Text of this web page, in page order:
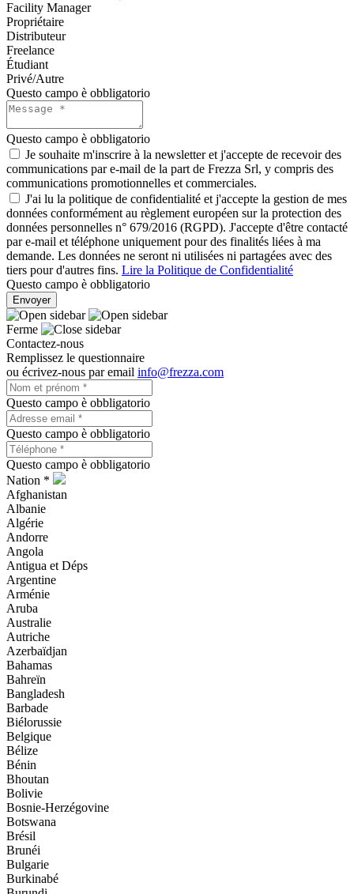
Facility Manager
Propriétaire
Distributeur
Freelance
Étudiant
Privé/Autre
Questo campo è obbligatorio
Questo campo è obbligatorio
Je souhaite m'inscrire à la newsletter et j'accepte de recevoir des
communications par e-mail de la part de Frezza Srl, y compris des
communications promotionnelles et commerciales.
J'ai lu la politique de confidentialité et j'accepte la gestion de mes
données conformément au règlement européen sur la protection des
données personnelles n° 679/2016 (RGPD). J'accepte d'être contacté
par e-mail et téléphone uniquement pour des finalités liées à ma
demande. Les données ne seront ni utilisées ni partagées avec des
tiers pour d'autres fins. Lire la Politique de Confidentialité
Questo campo è obbligatorio
Envoyer
Ferme
Contactez-nous
Remplissez le questionnaire
ou écrivez-nous par email info@frezza.com
Questo campo è obbligatorio
Questo campo è obbligatorio
Questo campo è obbligatorio
Nation *
Afghanistan
Albanie
Algérie
Andorre
Angola
Antigua et Déps
Argentine
Arménie
Aruba
Australie
Autriche
Azerbaïdjan
Bahamas
Bahreïn
Bangladesh
Barbade
Biélorussie
Belgique
Bélize
Bénin
Bhoutan
Bolivie
Bosnie-Herzégovine
Botswana
Brésil
Brunéi
Bulgarie
Burkinabé